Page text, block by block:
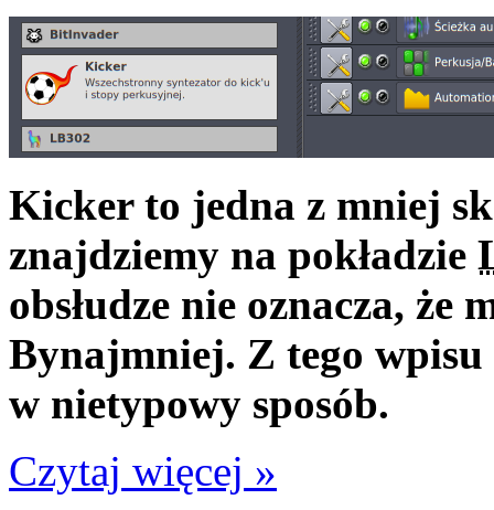
Kicker to jedna z mniej
znajdziemy na pokładzie
obsłudze nie oznacza, że
Bynajmniej. Z tego
w nietypowy sposób.
Czytaj więcej »